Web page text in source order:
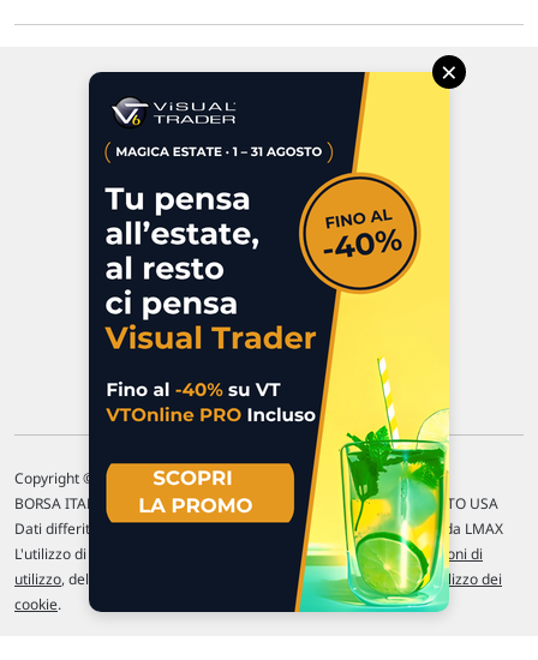
47923 Rimini
P.IVA 02 452 460 401
Chi siamo
Commenti e segnalazioni
Contattaci
Copyright © 1996-2026 Traderlink Italia s.r.l.
BORSA ITALIANA Quotazioni di borsa differite di 15 min. / MERCATO USA
Dati differiti di 15 min. (fonte Intrinio) / FOREX Quotazioni fornite da LMAX
L'utilizzo di questo sito implica l'accettazione delle nostreCondizioni di
utilizzo, del Politiche sulla privacye dell'Utilizzo dei
cookie.
×